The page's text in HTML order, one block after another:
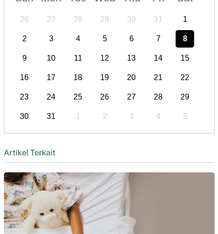
26 27 28 29 30 31 1
2 3 4 5 6 7 8
9 10 11 12 13 14 15
16 17 18 19 20 21 22
23 24 25 26 27 28 29
30 31 1 2 3 4 5
Artikel Terkait